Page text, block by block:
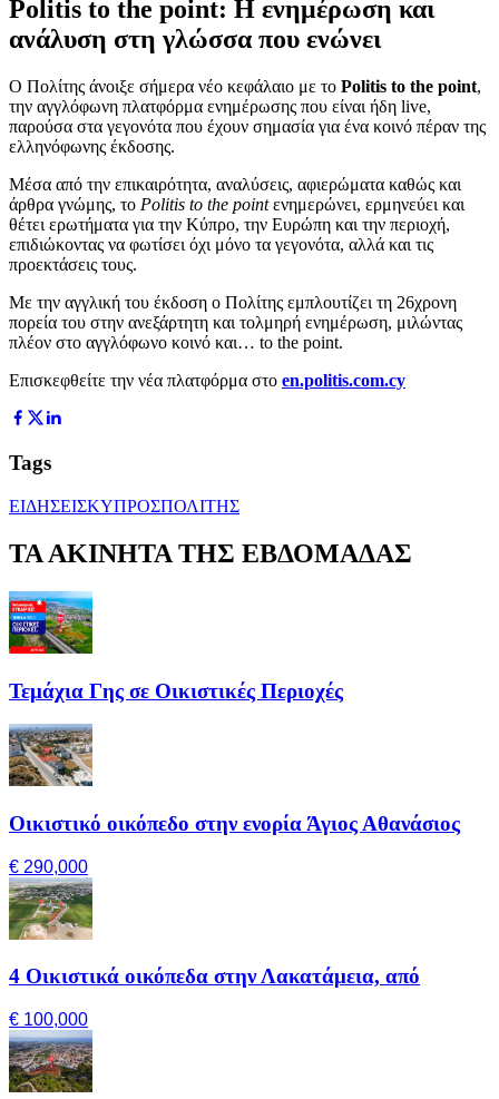
Politis to the point: Η ενημέρωση και
ανάλυση στη γλώσσα που ενώνει
Ο Πολίτης άνοιξε σήμερα νέο κεφάλαιο με το Politis to the point,
την αγγλόφωνη πλατφόρμα ενημέρωσης που είναι ήδη live,
παρούσα στα γεγονότα που έχουν σημασία για ένα κοινό πέραν της
ελληνόφωνης έκδοσης.
Μέσα από την επικαιρότητα, αναλύσεις, αφιερώματα καθώς και
άρθρα γνώμης, το Politis to the pointενημερώνει, ερμηνεύει και
θέτει ερωτήματα για την Κύπρο, την Ευρώπη και την περιοχή,
επιδιώκοντας να φωτίσει όχι μόνο τα γεγονότα, αλλά και τις
προεκτάσεις τους.
Με την αγγλική του έκδοση ο Πολίτης εμπλουτίζει τη 26χρονη
πορεία του στην ανεξάρτητη και τολμηρή ενημέρωση, μιλώντας
πλέον στο αγγλόφωνο κοινό και… to the point.
Επισκεφθείτε την νέα πλατφόρμα στο en.politis.com.cy
Tags
ΕΙΔΗΣΕΙΣΚΥΠΡΟΣΠΟΛΙΤΗΣ
ΤΑ ΑΚΙΝΗΤΑ ΤΗΣ ΕΒΔΟΜΑΔΑΣ
Τεμάχια Γης σε Οικιστικές Περιοχές
Οικιστικό οικόπεδο στην ενορία Άγιος Αθανάσιος
€ 290,000
4 Οικιστικά οικόπεδα στην Λακατάμεια, από
€ 100,000